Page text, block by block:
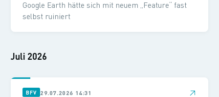
Google Earth hätte sich mit neuem „Feature“ fast
selbst ruiniert
Juli 2026
BFV 29.07.2026 14:31 ↗